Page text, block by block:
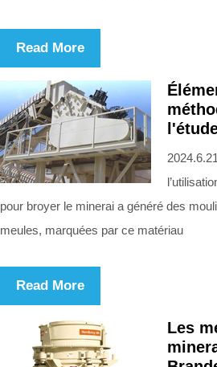
Read More
pour broyer le minerai a généré des
meules, marquées par ce matériau
Read More
Les